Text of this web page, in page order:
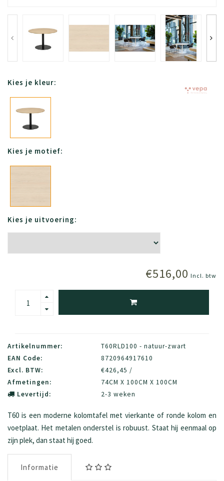
Kies je kleur:
Kies je motief:
Kies je uitvoering:
€516,00 Incl. btw
Artikelnummer:
T60RLD100 - natuur-zwart
EAN Code:
8720964917610
Excl. BTW:
€426,45 /
Afmetingen:
74CM X 100CM X 100CM
Levertijd:
2-3 weken
T60 is een moderne kolomtafel met vierkante of ronde kolom en
voetplaat. Het metalen onderstel is robuust. Staat hij eenmaal op
zijn plek, dan staat hij goed.
Informatie